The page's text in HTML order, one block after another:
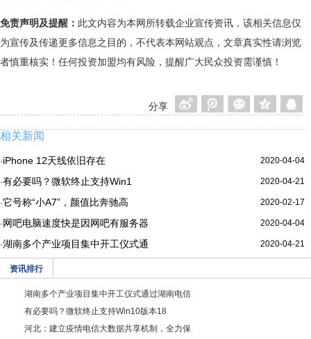
免责声明及提醒： 此文内容为本网所转载企业宣传资讯，该相关信息仅
为宣传及传递更多信息之目的，不代表本网站观点，文章真实性请浏览
者慎重核实！任何投资加盟均有风险，提醒广大民众投资需谨慎！
分享
相关新闻
2020-04-04
·iPhone 12天线依旧存在
2020-04-21
·有必要吗？微软终止支持Win1
2020-02-17
·它号称“小A7”，颜值比奔驰高
2020-04-04
·网吧电脑速度快是因网吧有服务器
2020-04-21
·湖南多个产业项目集中开工仪式通
资讯排行
湖南多个产业项目集中开工仪式通过湖南电信
有必要吗？微软终止支持Win10版本18
河北：建立疫情电信大数据共享机制，全力保